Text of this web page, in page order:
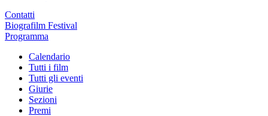
Contatti
Biografilm Festival
Programma
Calendario
Tutti i film
Tutti gli eventi
Giurie
Sezioni
Premi